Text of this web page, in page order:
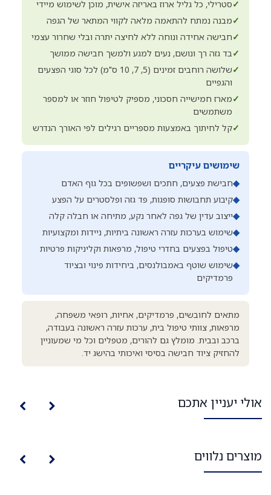
✓סטרילי, כל גליל ארוז באריזה אישית, מוכן לשימוש מיידי
✓מבנה נמתח להתאמה מלאה לקווי המתאר של הגפה
✓חבישה אחידה ונוחה ללא לחיצה יתרה ובלי שחרור עצמי
✓בד גזה רך ונושם, נעים למגע ולמשך חבישה ממושך
✓
שלושה רוחבים זמינים (5, 7, 10 ס"מ) לכל סוגי הפצעים
והגפיים
✓מארז חמישייה חסכוני, מספיק לטיפול חוזר או למספר
משתמשים
✓קל לחיתוך באמצעות מספריים רגילים לפי האורך הנדרש
שימושים עיקריים
◆חבישת פצעים, חתכים ושפשופים בכל גוף האדם
◆קיבוע תחבושות סופגות, פד גזה ופלסטרים על הפצע
◆ייצוב עדין של גפה לאחר נקע, מתיחה או חבלה קלה
◆שימוש בערכות עזרה ראשונה ביתיות, ניידות ומקצועיות
◆טיפול בפצעים בחדרי טיפול, מרפאות וקליניקות פרטיות
◆שימוש שוטף באמבולנסים, ביחידות פינוי ובציוד
פרמדיקים
מתאים לחובשים, פרמדיקים, אחיות, רופאי משפחה,
מרפאות, צוותי טיפול בית, ערכות עזרה ראשונה בעבודה,
ברכב ובבית. מומלץ גם להורים, מטפלים וכל מי שמעוניין
להחזיק ציוד חבישה בסיסי ואיכותי בהישג יד.
אולי יעניין אתכם
מוצרים נלווים